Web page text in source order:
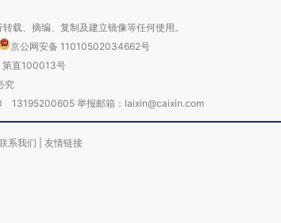
载、摘编、复制及建立镜像等任何使用。
京公网安备 11010502034662号
第直100013号
究
13195200605 举报邮箱：laixin@caixin.com
系我们 友情链接